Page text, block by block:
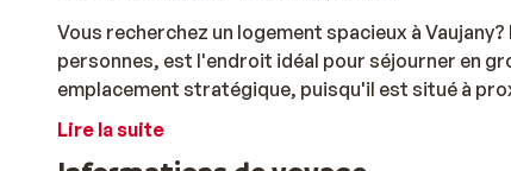
Vous recherchez un logement spacieux à
personnes, est l'endroit idéal pour séjourner en
emplacement stratégique, puisqu'il est situé à
de la remontée mécanique la plus proche. Le
Lire la suite